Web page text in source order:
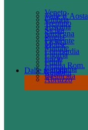
Dalle regioni
Abruzzo
Basilicata
Calabria
Campania
Emilia Rom.
Friuli
Lazio
Liguria
Lombardia
Marche
Molise
Piemonte
Puglia
Sardegna
Sicilia
Toscana
Trentino
Umbria
Valle d’Aosta
Veneto